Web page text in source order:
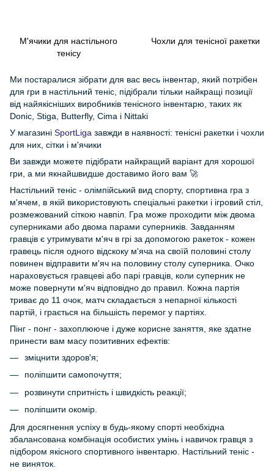
Ми постаралися зібрати для вас весь інвентар, який потрібен
для гри в настільний теніс, підібрали тільки найкращі позиції
від найякісніших виробників тенісного інвентарю, таких як
Donic, Stiga, Butterfly, Cima і Nittaki
У магазині SportLiga завжди в наявності: тенісні ракетки і чохли
для них, сітки і м'ячики
Ви завжди можете підібрати найкращий варіант для хорошої
гри, а ми якнайшвидше доставимо його вам 🚀
Настільний теніс - олімпійський вид спорту, спортивна гра з
м'ячем, в якій використовують спеціальні ракетки і ігровий стіл,
розмежований сіткою навпіл. Гра може проходити між двома
суперниками або двома парами суперників. Завданням
гравців є утримувати м'яч в грі за допомогою ракеток - кожен
гравець після одного відскоку м'яча на своїй половині столу
повинен відправити м'яч на половину столу суперника. Очко
нараховується гравцеві або парі гравців, коли суперник не
може повернути м'яч відповідно до правил. Кожна партія
триває до 11 очок, матч складається з непарної кількості
партій, і грається на більшість перемог у партіях.
Пінг - понг - захоплююче і дуже корисне заняття, яке здатне
принести вам масу позитивних ефектів:
зміцнити здоров'я;
поліпшити самопочуття;
розвинути спритність і швидкість реакції;
поліпшити окомір.
Для досягнення успіху в будь-якому спорті необхідна
збалансована комбінація особистих умінь і навичок гравця з
підбором якісного спортивного інвентарю. Настільний теніс -
не виняток.
М'ячики для настільного
тенісу
Чохли для тенісної ракетки